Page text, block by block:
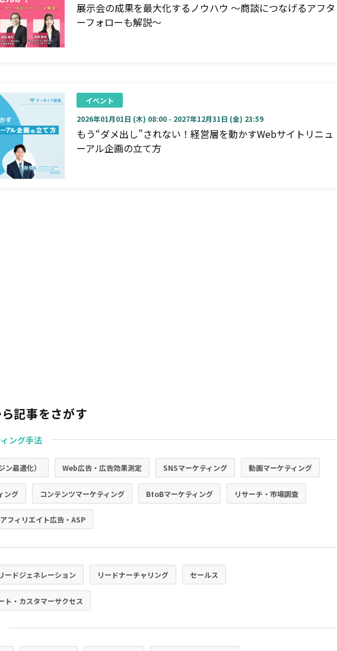
展示会の成果を最大化するノウハウ ～商談につなげるアフタ
ーフォローも解説～
イベント
2026年01月01日 (木) 08:00 - 2027年12月31日 (金) 23:59
もう“ダメ出し”されない！経営層を動かすWebサイトリニュ
ーアル企画の立て方
記事をさがす
ング手法
ン最適化） Web広告・広告効果測定 SNSマーケティング 動画マーケティング
ング コンテンツマーケティング BtoBマーケティング リサーチ・市場調査
アフィリエイト広告・ASP
ードジェネレーション リードナーチャリング セールス
ト・カスタマーサクセス